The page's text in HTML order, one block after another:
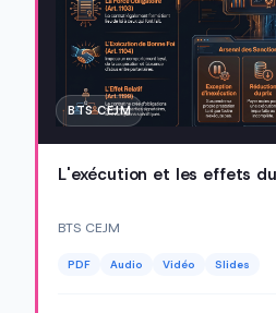
BTS CEJM
L'exécution et les effets
BTS CEJM
PDF Audio Vidéo Slides